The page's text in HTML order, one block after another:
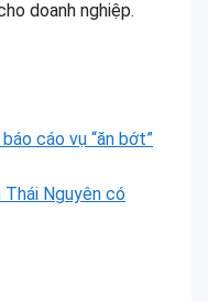
doanh nghiệp.
cáo vụ “ăn bớt”
Nguyên có